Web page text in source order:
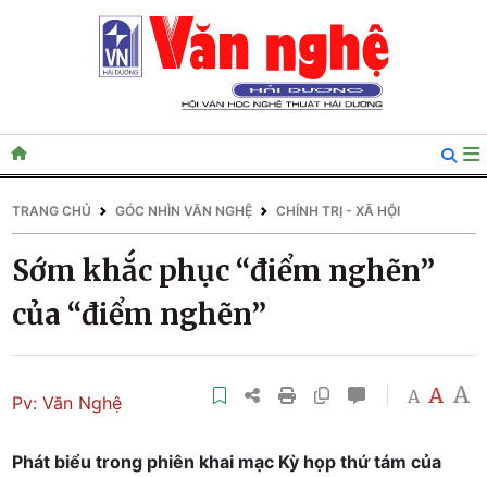
TRANG CHỦ GÓC NHÌN VĂN NGHỆ CHÍNH TRỊ - XÃ HỘI
Sớm khắc phục “điểm nghẽn”
của “điểm nghẽn”
Pv: Văn Nghệ A A A
Phát biểu trong phiên khai mạc Kỳ họp thứ tám của